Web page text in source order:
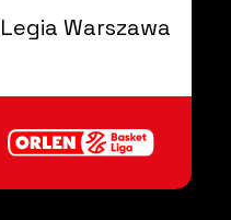
Legia Warszawa